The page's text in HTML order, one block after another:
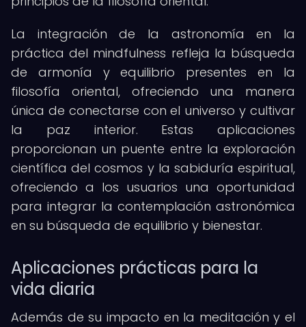
La integración de la astronomía en la
práctica del mindfulness refleja la búsqueda
de armonía y equilibrio presentes en la
filosofía oriental, ofreciendo una manera
única de conectarse con el universo y cultivar
la paz interior. Estas aplicaciones
proporcionan un puente entre la exploración
científica del cosmos y la sabiduría espiritual,
ofreciendo a los usuarios una oportunidad
para integrar la contemplación astronómica
en su búsqueda de equilibrio y bienestar.
Aplicaciones prácticas para la
vida diaria
Además de su impacto en la meditación y el